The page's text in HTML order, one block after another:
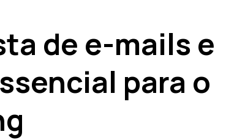
de e-mails e
para o